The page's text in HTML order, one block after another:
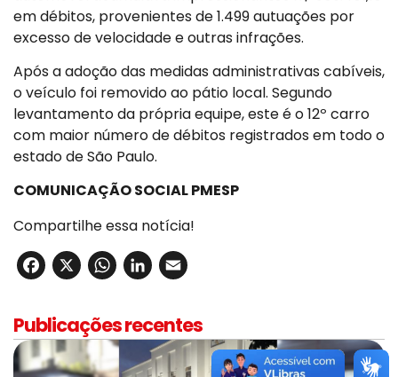
em débitos, provenientes de 1.499 autuações por
excesso de velocidade e outras infrações.
Após a adoção das medidas administrativas cabíveis,
o veículo foi removido ao pátio local. Segundo
levantamento da própria equipe, este é o 12º carro
com maior número de débitos registrados em todo o
estado de São Paulo.
COMUNICAÇÃO SOCIAL PMESP
Compartilhe essa notícia!
Facebook
X WhatsApp
LinkedIn
Publicações recentes